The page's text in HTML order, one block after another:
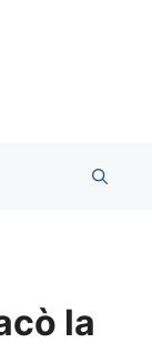
la